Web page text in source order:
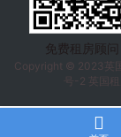
免费租房顾问
Copyright © 2023 英
号-2 英国